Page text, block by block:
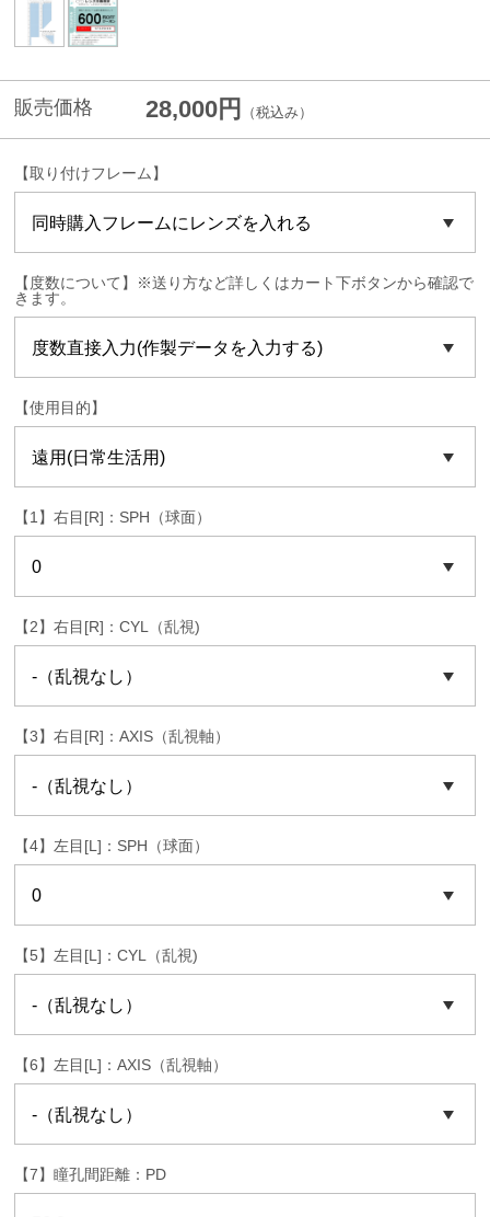
販売価格 28,000円 （税込み）
【取り付けフレーム】
【度数について】※送り方など詳しくはカート下ボタンから確認で
きます。
【使用目的】
【1】右目[R]：SPH（球面）
【2】右目[R]：CYL（乱視)
【3】右目[R]：AXIS（乱視軸）
【4】左目[L]：SPH（球面）
【5】左目[L]：CYL（乱視)
【6】左目[L]：AXIS（乱視軸）
【7】瞳孔間距離：PD